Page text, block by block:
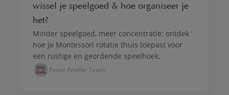
wissel je speelgoed & hoe organiseer je
het?
Minder speelgoed, meer concentratie: ontdek
hoe je Montessori rotatie thuis toepast voor
een rustige en geordende speelhoek.
Petite Amélie Team,